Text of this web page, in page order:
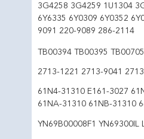
3G4258 3G4259 1U1304
6Y6335 6Y0309 6Y0352
9091 220-9089 286-2114
TB00394 TB00395
2713-1221 2713-9041
61N4-31310 E161-3027
61NA-31310 61NB-31310
YN69B00008F1 YN69300IL